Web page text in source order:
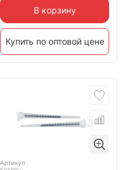
В корзину
Купить по оптовой цене
Артикул